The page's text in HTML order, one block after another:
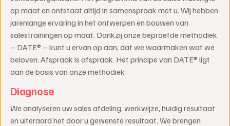
op maat en ontstaat altijd in samenspraak met u. Wij hebben
jarenlange ervaring in het ontwerpen en bouwen van
salestrainingen op maat. Dankzij onze beproefde methodiek
– DATE® – kunt u ervan op aan, dat we waarmaken wat we
beloven. Afspraak is afspraak. Het principe van DATE® ligt
aan de basis van onze methodiek:
Diagnose
We analyseren uw sales afdeling, werkwijze, huidig resultaat
en uiteraard het door u gewenste resultaat. We brengen